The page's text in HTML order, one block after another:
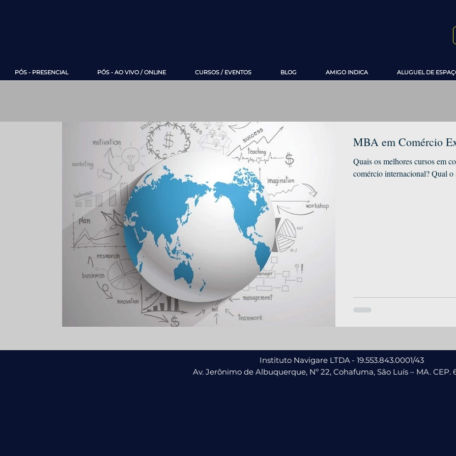
PÓS - PRESENCIAL PÓS - AO VIVO / ONLINE CURSOS / EVENTOS BLOG AMIGO INDICA ALUGUEL DE
MBA em Comércio
Quais os melhores cursos em
comércio internacional? Qual
Instituto Navigare LTDA - 19.553.843.0001/43
Av. Jerônimo de Albuquerque, Nº 22, Cohafuma, São Luís – MA. CEP.